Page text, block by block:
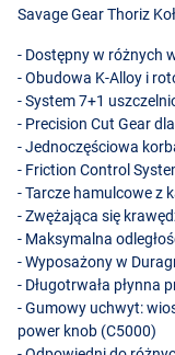
Savage Gear Thoriz
- Dostępny w różnych
- Obudowa K-Alloy i
- System 7+1
- Precision Cut Gear
- Jednoczęściowa
- Friction Control
- Tarcze hamulcowe z
- Zwężająca się
- Maksymalna
- Wyposażony w
- Długotrwała płynna
- Gumowy uchwyt:
power knob (C5000)